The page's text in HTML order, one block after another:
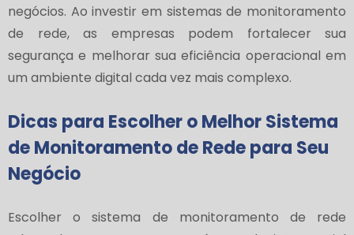
negócios. Ao investir em sistemas de monitoramento
de rede, as empresas podem fortalecer sua
segurança e melhorar sua eficiência operacional em
um ambiente digital cada vez mais complexo.
Dicas para Escolher o Melhor Sistema
de Monitoramento de Rede para Seu
Negócio
Escolher o sistema de monitoramento de rede